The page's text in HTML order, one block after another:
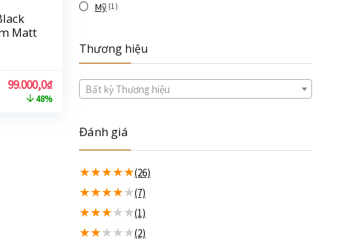
Matt
99.000,0₫
48%
Mỹ (1)
Thương hiệu
Bất kỳ Thương hiệu
Đánh giá
★★★★★(26)
★★★★★(7)
★★★★★(1)
★★★★★(2)